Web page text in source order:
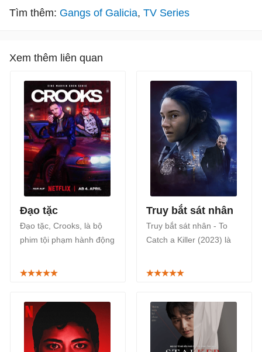
Tìm thêm: Gangs of Galicia TV Series
Xem thêm liên quan
Đạo tặc
Đạo tặc, Crooks, là bộ
phim tội phạm hành động
gồm 2 phần. Đạo tặc 2
Truy bắt sát nhân
Truy bắt sát nhân - To
Catch a Killer (2023) là
gân, bí ẩn của điện ảnh